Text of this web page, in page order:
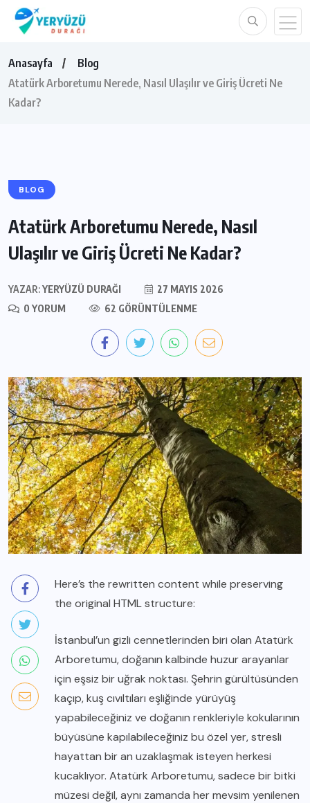
Anasayfa
Blog
Atatürk Arboretumu Nerede, Nasıl Ulaşılır ve Giriş Ücreti Ne
Kadar?
BLOG
Atatürk Arboretumu Nerede, Nasıl
Ulaşılır ve Giriş Ücreti Ne Kadar?
YAZAR:YERYÜZÜ DURAĞI
27 MAYIS 2026
0 YORUM
62 GÖRÜNTÜLENME
Here’s the rewritten content while preserving
the original HTML structure:
İstanbul’un gizli cennetlerinden biri olan Atatürk
Arboretumu, doğanın kalbinde huzur arayanlar
için eşsiz bir uğrak noktası. Şehrin gürültüsünden
kaçıp, kuş cıvıltıları eşliğinde yürüyüş
yapabileceğiniz ve doğanın renkleriyle kokularının
büyüsüne kapılabileceğiniz bu özel yer, stresli
hayattan bir an uzaklaşmak isteyen herkesi
kucaklıyor. Atatürk Arboretumu, sadece bir bitki
müzesi değil, aynı zamanda her mevsim yenilenen